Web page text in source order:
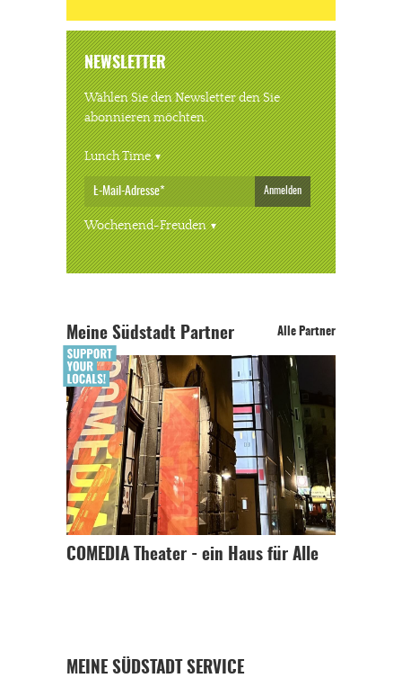
NEWSLETTER
Wählen Sie den Newsletter den Sie
abonnieren möchten.
Lunch Time
Anmelden
Wochenend-Freuden
Meine Südstadt Partner Alle Partner
COMEDIA Theater - ein Haus für Alle
MEINE SÜDSTADT SERVICE